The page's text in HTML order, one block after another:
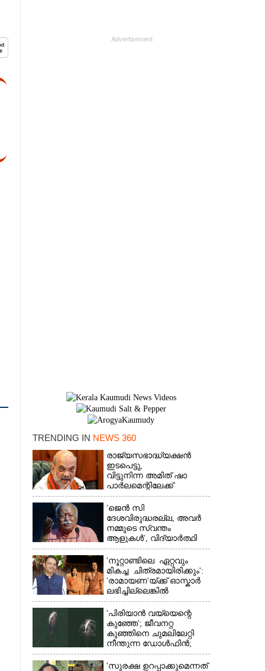
Advertisement
TRENDING IN NEWS 360
രാജ്യസഭാദ്ധ്യക്ഷൻ
ഇടപെട്ടു,
വിട്ടുനിന്ന അമിത് ഷാ
പാർലമെന്റിലേക്ക്
'ജെൻ സി
ദേശവിരുദ്ധരല്ല, അവർ
നമ്മുടെ സ്വന്തം
ആളുകൾ', വിദ്യാർത്ഥി
പ്രക്ഷോഭത്തെ പിന്തുണച്ച്
ആർഎസ്‌എസ് മേധാവി
'നൂറ്റാണ്ടിലെ ഏറ്റവും
മികച്ച ചിത്രമായിരിക്കും':
'രാമായണ'യ്ക്ക് ഓസ്കാ‌ർ
ലഭിച്ചില്ലെങ്കിൽ
നിരാശനാകുമെന്ന്
ദേവേന്ദ്ര ഫഡ്നാവിസ്
'പിരിയാൻ വയ്യെന്റെ
കുഞ്ഞേ'; ജീവനറ്റ
കുഞ്ഞിനെ ചുമലിലേറ്റി
നീന്തുന്ന ഡോൾഫിൻ;
കടലിലെ വൈകാരിക
നിമിഷങ്ങൾ
'സുരക്ഷ ഉറപ്പാക്കുമെന്നത്
×